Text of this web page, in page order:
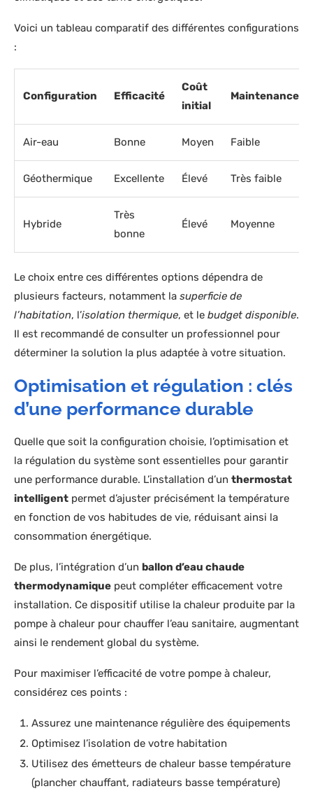
Voici un tableau comparatif des différentes configurations
:
Configuration Efficacité
Coût
initial
Maintenance
Air-eau Bonne Moyen Faible
Géothermique Excellente Élevé Très faible
Hybride
Très
bonne
Élevé Moyenne
Le choix entre ces différentes options dépendra de
plusieurs facteurs, notamment la superficie de
l’habitation, l’isolation thermique, et le budget disponible.
Il est recommandé de consulter un professionnel pour
déterminer la solution la plus adaptée à votre situation.
Optimisation et régulation : clés
d’une performance durable
Quelle que soit la configuration choisie, l’optimisation et
la régulation du système sont essentielles pour garantir
une performance durable. L’installation d’un thermostat
intelligent permet d’ajuster précisément la température
en fonction de vos habitudes de vie, réduisant ainsi la
consommation énergétique.
De plus, l’intégration d’un ballon d’eau chaude
thermodynamique peut compléter efficacement votre
installation. Ce dispositif utilise la chaleur produite par la
pompe à chaleur pour chauffer l’eau sanitaire, augmentant
ainsi le rendement global du système.
Pour maximiser l’efficacité de votre pompe à chaleur,
considérez ces points :
Assurez une maintenance régulière des équipements
Optimisez l’isolation de votre habitation
Utilisez des émetteurs de chaleur basse température
(plancher chauffant, radiateurs basse température)